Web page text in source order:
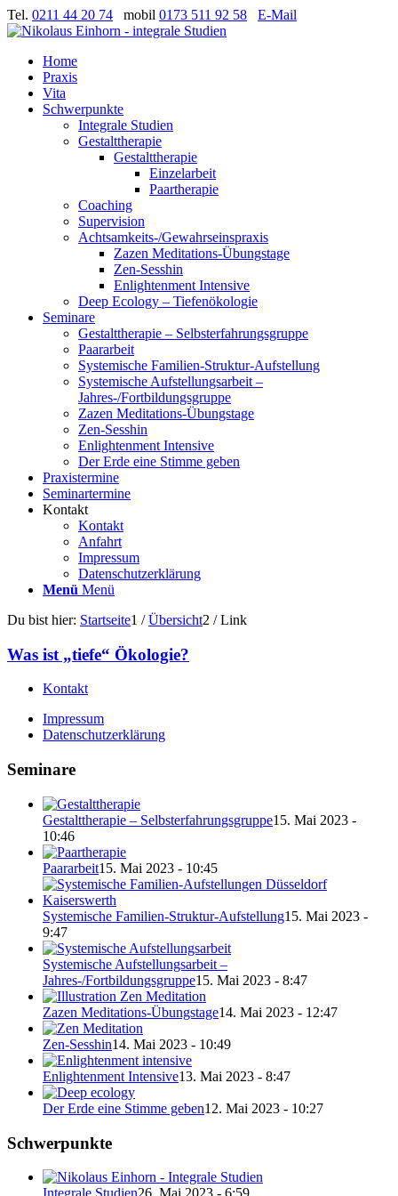
Tel. 0211 44 20 74 mobil 0173 511 92 58 E-Mail
Home
Praxis
Vita
Schwerpunkte
Integrale Studien
Gestalttherapie
Gestalttherapie
Einzelarbeit
Paartherapie
Coaching
Supervision
Achtsamkeits-/Gewahrseinspraxis
Zazen Meditations-Übungstage
Zen-Sesshin
Enlightenment Intensive
Deep Ecology – Tiefenökologie
Seminare
Gestalttherapie – Selbsterfahrungsgruppe
Paararbeit
Systemische Familien-Struktur-Aufstellung
Systemische Aufstellungsarbeit –
Jahres-/Fortbildungsgruppe
Zazen Meditations-Übungstage
Zen-Sesshin
Enlightenment Intensive
Der Erde eine Stimme geben
Praxistermine
Seminartermine
Kontakt
Kontakt
Anfahrt
Impressum
Datenschutzerklärung
Menü Menü
Du bist hier: Startseite1 / Übersicht2 / Link
Was ist „tiefe“ Ökologie?
Kontakt
Impressum
Datenschutzerklärung
Seminare
Gestalttherapie – Selbsterfahrungsgruppe15. Mai 2023 -
10:46
Paararbeit15. Mai 2023 - 10:45
Systemische Familien-Struktur-Aufstellung15. Mai 2023 -
9:47
Systemische Aufstellungsarbeit –
Jahres-/Fortbildungsgruppe15. Mai 2023 - 8:47
Zazen Meditations-Übungstage14. Mai 2023 - 12:47
Zen-Sesshin14. Mai 2023 - 10:49
Enlightenment Intensive13. Mai 2023 - 8:47
Der Erde eine Stimme geben12. Mai 2023 - 10:27
Schwerpunkte